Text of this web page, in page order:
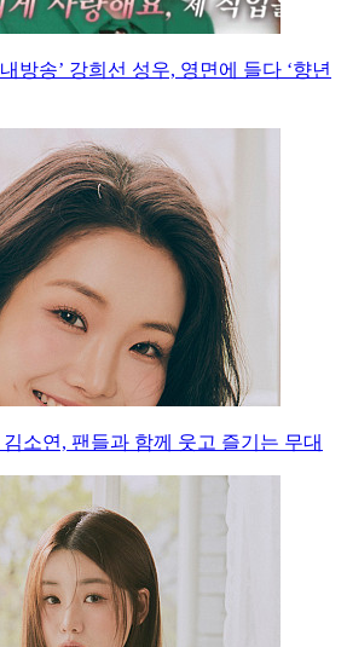
방송’ 강희선 성우, 영면에 들다 ‘향년
소연, 팬들과 함께 웃고 즐기는 무대